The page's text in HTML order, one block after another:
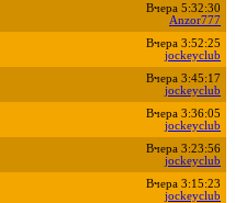
Вчера 5:32:30
Anzor777
Вчера 3:52:25
jockeyclub
Вчера 3:45:17
jockeyclub
Вчера 3:36:05
jockeyclub
Вчера 3:23:56
jockeyclub
Вчера 3:15:23
jockeyclub